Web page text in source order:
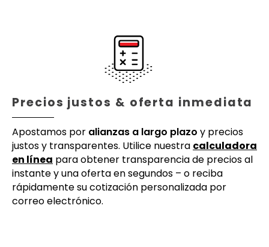
Precios justos & oferta inmediata
Apostamos por alianzas a largo plazo y precios
justos y transparentes. Utilice nuestra calculadora
en línea para obtener transparencia de precios al
instante y una oferta en segundos – o reciba
rápidamente su cotización personalizada por
correo electrónico.